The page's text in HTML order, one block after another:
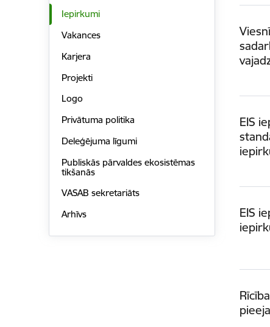
Iepirkumi
Vakances
Karjera
Projekti
Logo
Privātuma politika
Deleģējuma līgumi
Publiskās pārvaldes ekosistēmas
tikšanās
VASAB sekretariāts
Arhīvs
EIS
EIS